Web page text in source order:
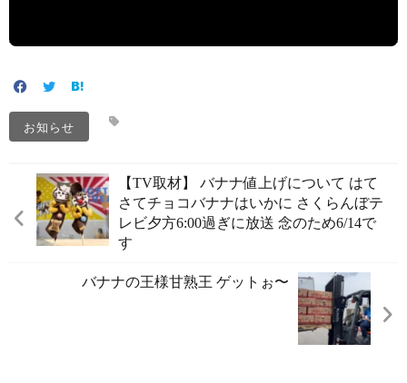
お知らせ
【TV取材】 バナナ値上げについて はて
さてチョコバナナはいかに️ さくらんぼテ
レビ夕方6:00過ぎに放送 念のため6/14で
す
バナナの王様️甘熟王 ゲットぉ〜️